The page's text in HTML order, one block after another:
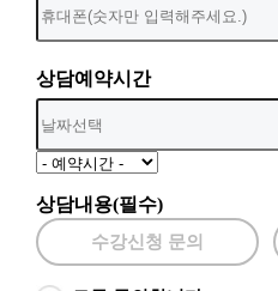
상담예약시간
상담내용(필수)
수강신청 문의